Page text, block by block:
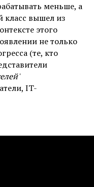
меньше, а
класс вышел из
этого
не только
(те, кто
IT-